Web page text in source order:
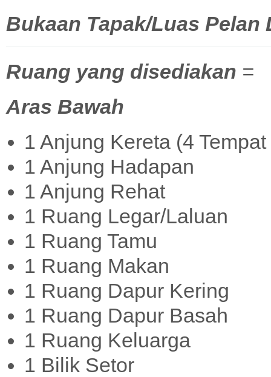
Bukaan Tapak/Luas Pelan
Ruang yang disediakan =
Aras Bawah
1 Anjung Kereta (4
1 Anjung Hadapan
1 Anjung Rehat
1 Ruang Legar/Laluan
1 Ruang Tamu
1 Ruang Makan
1 Ruang Dapur Kering
1 Ruang Dapur Basah
1 Ruang Keluarga
1 Bilik Setor